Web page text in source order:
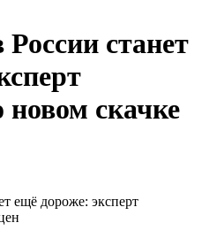
станет
новом скачке